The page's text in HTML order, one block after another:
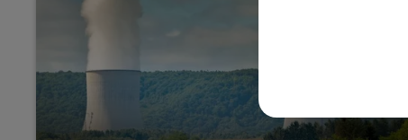
7h00 - 11h00
BEST OF